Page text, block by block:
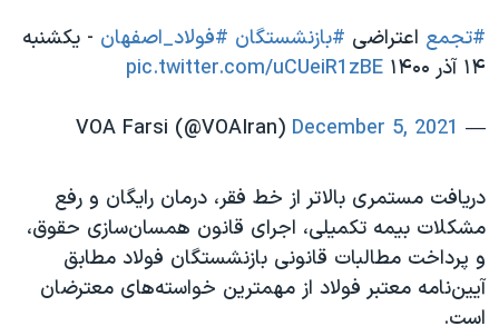
#تجمع اعتراضی #بازنشستگان #فولاد_اصفهان - یکشنبه
۱۴ آذر ۱۴۰۰
pic.twitter.com/uCUeiR1zBE
— VOA Farsi (@VOAIran)
December 5, 2021
دریافت مستمری بالاتر از خط فقر، درمان رایگان و رفع
مشکلات بیمه تکمیلی، اجرای قانون همسان‌سازی حقوق،
و پرداخت مطالبات قانونی بازنشستگان فولاد مطابق
آیین‌نامه معتبر فولاد از مهمترین خواسته‌های معترضان
است.